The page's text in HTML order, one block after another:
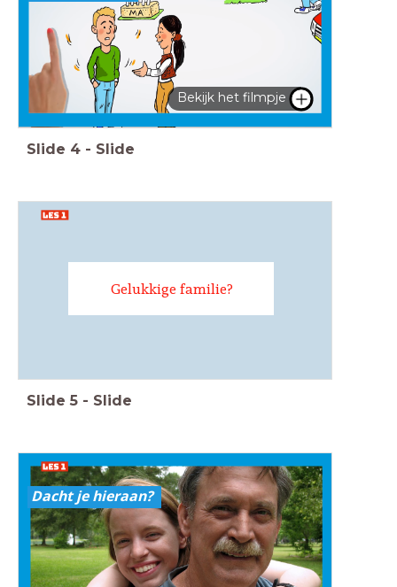
Bekijk het filmpje
Slide 4 - Slide
Gelukkige familie?
Slide 5 - Slide
Dacht je hieraan?